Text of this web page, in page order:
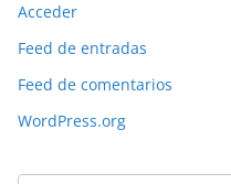
Acceder
Feed de entradas
Feed de comentarios
WordPress.org